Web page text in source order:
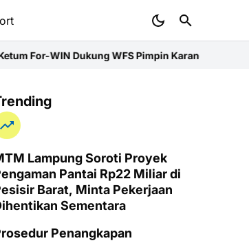
WFS Pimpin Karang Taruna LampungPemprov
Lampung Soroti Proyek
Pantai Rp22 Miliar di
Barat, Minta Pekerjaan
Sementara
Penangkapan